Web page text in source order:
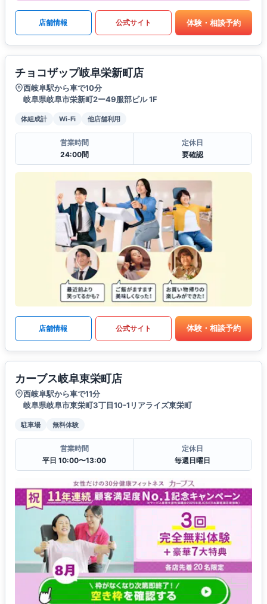
店舗情報 公式サイト 体験・相談予約
チョコザップ岐阜栄新町店
西岐阜駅から車で10分
岐阜県岐阜市栄新町2ー49服部ビル 1F
体組成計 Wi-Fi 他店舗利用
営業時間
24:00間
定休日
要確認
店舗情報 公式サイト 体験・相談予約
カーブス岐阜東栄町店
西岐阜駅から車で11分
岐阜県岐阜市東栄町3丁目10-1リアライズ東栄町
駐車場 無料体験
営業時間
平日 10:00〜13:00
定休日
毎週日曜日